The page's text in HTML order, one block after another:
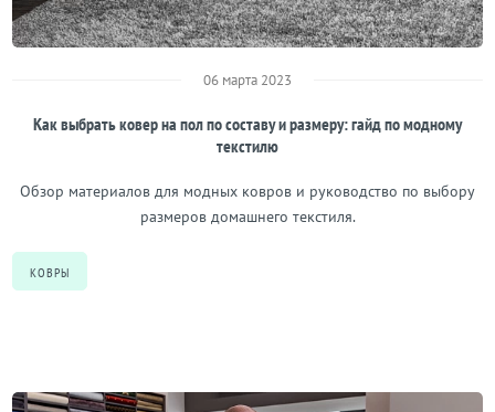
06 марта 2023
Как выбрать ковер на пол по составу и размеру: гайд по модному
текстилю
Обзор материалов для модных ковров и руководство по выбору
размеров домашнего текстиля.
КОВРЫ